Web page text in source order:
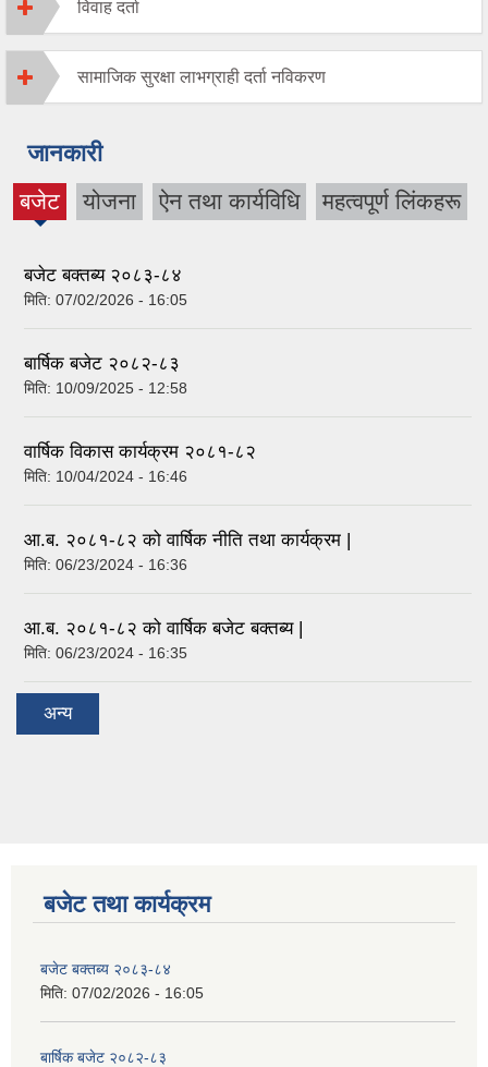
विवाह दर्ता
सामाजिक सुरक्षा लाभग्राही दर्ता नविकरण
जानकारी
बजेट
(active
योजना ऐन तथा कार्यविधि महत्वपूर्ण लिंकहरू
बजेट बक्तब्य २०८३-८४
मिति: 07/02/2026 - 16:05
बार्षिक बजेट २०८२-८३
मिति: 10/09/2025 - 12:58
वार्षिक विकास कार्यक्रम २०८१-८२
मिति: 10/04/2024 - 16:46
आ.ब. २०८१-८२ को वार्षिक नीति तथा कार्यक्रम |
मिति: 06/23/2024 - 16:36
आ.ब. २०८१-८२ को वार्षिक बजेट बक्तब्य |
मिति: 06/23/2024 - 16:35
अन्य
बजेट तथा कार्यक्रम
बजेट बक्तब्य २०८३-८४
मिति: 07/02/2026 - 16:05
बार्षिक बजेट २०८२-८३